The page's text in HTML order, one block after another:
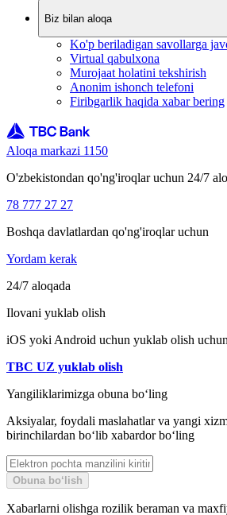
Biz bilan aloqa
Ko'p beriladigan savollarga
Virtual qabulxona
Murojaat holatini tekshirish
Anonim ishonch telefoni
Firibgarlik haqida xabar bering
Aloqa markazi 1150
O'zbekistondan qo'ng'iroqlar uchun 24/7
78 777 27 27
Boshqa davlatlardan qo'ng'iroqlar uchun
Yordam kerak
24/7 aloqada
Ilovani yuklab olish
iOS yoki Android uchun yuklab olish
TBC UZ yuklab olish
Yangiliklarimizga obuna bo‘ling
Aksiyalar, foydali maslahatlar va yangi
birinchilardan bo‘lib xabardor bo‘ling
Obuna bo‘lish
Xabarlarni olishga rozilik beraman va